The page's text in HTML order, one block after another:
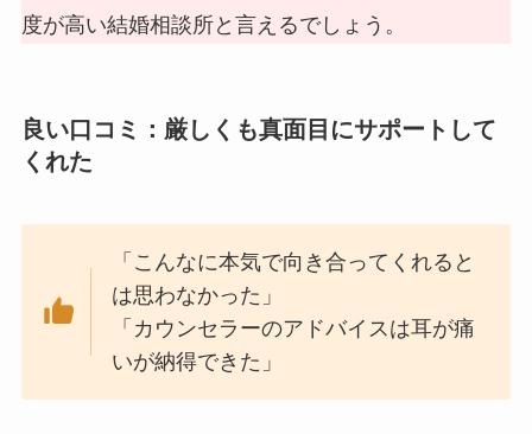
度が高い結婚相談所と言えるでしょう。
良い口コミ：厳しくも真面目にサポートして
くれた
「こんなに本気で向き合ってくれると
は思わなかった」
「カウンセラーのアドバイスは耳が痛
いが納得できた」